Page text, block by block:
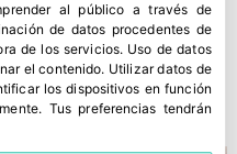
campaña
al público a través de
de datos procedentes de
de los servicios. Uso de datos
el contenido. Utilizar datos de
los dispositivos en función
. Tus preferencias tendrán